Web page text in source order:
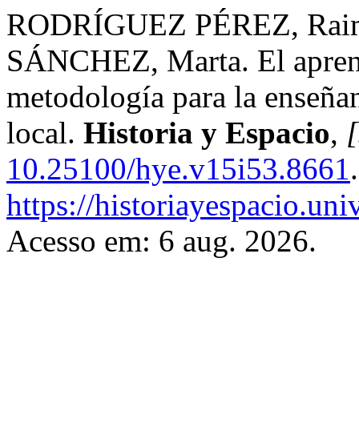
RODRÍGUEZ PÉREZ,
SÁNCHEZ, Marta. El
metodología para la
local. Historia y Espacio,
10.25100/hye.v15i53.8661
https://
Acesso em: 6 aug. 2026.